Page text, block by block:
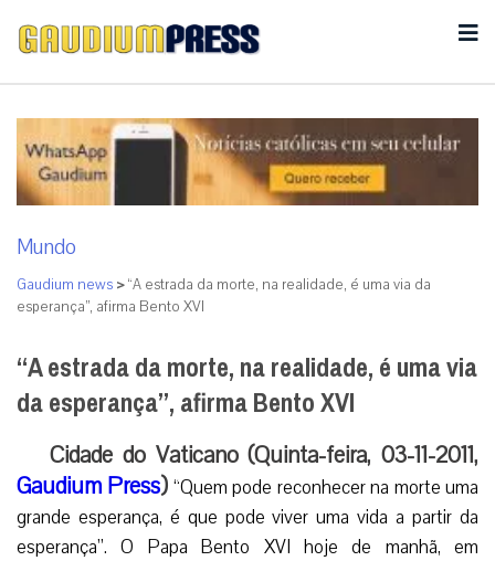
Mundo
Gaudium news >“A estrada da morte, na realidade, é uma via da
esperança”, afirma Bento XVI
“A estrada da morte, na realidade, é uma via
da esperança”, afirma Bento XVI
Cidade do Vaticano (Quinta-feira, 03-11-2011,
Gaudium Press) “Quem pode reconhecer na morte uma
grande esperança, é que pode viver uma vida a partir da
esperança”. O Papa Bento XVI hoje de manhã, em